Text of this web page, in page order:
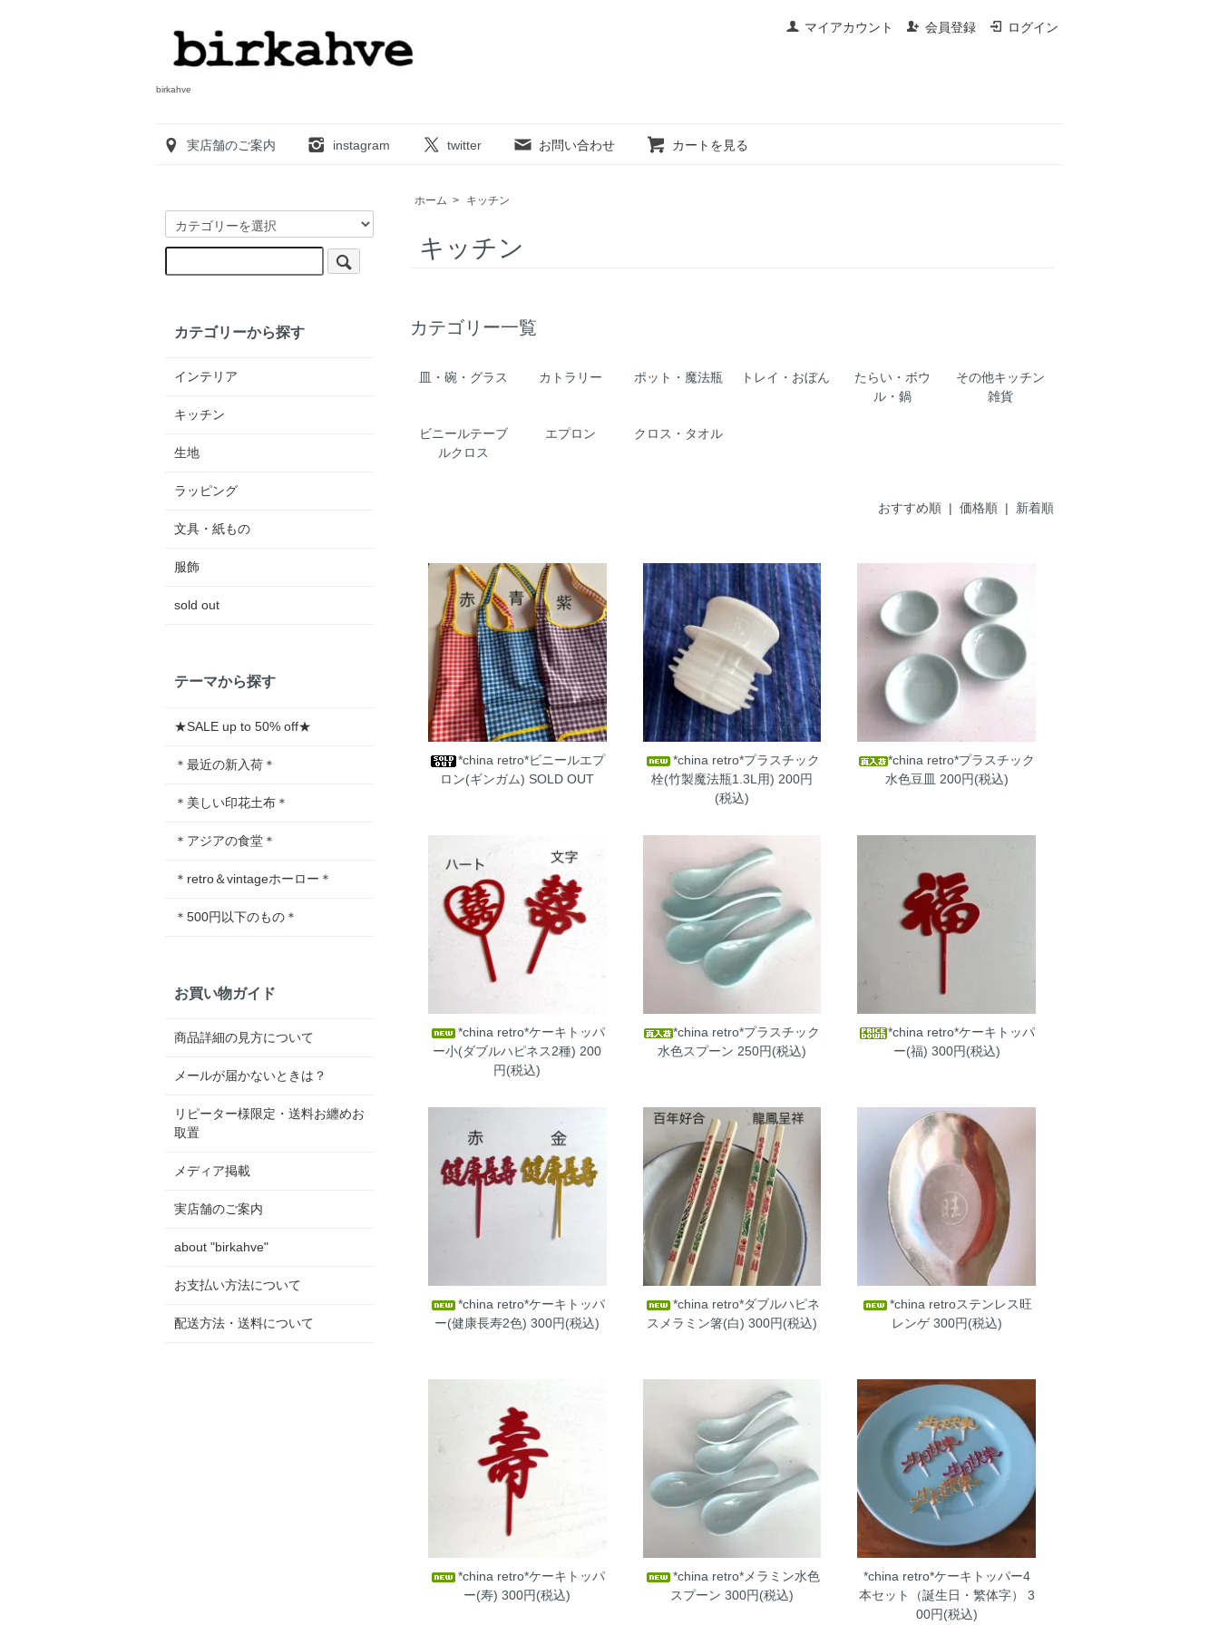
マイアカウント 会員登録 ログイン
birkahve
実店舗のご案内 instagram twitter お問い合わせ カートを見る
ホーム > キッチン
キッチン
カテゴリー一覧
皿・碗・グラス カトラリー ポット・魔法瓶 トレイ・おぼん
たらい・ボウ
ル・鍋
その他キッチン
雑貨
ビニールテーブ
ルクロス
エプロン クロス・タオル
おすすめ順 | 価格順 | 新着順
*china retro*ビニールエプ
ロン(ギンガム) SOLD OUT
*china retro*プラスチック
栓(竹製魔法瓶1.3L用) 200円
(税込)
*china retro*プラスチック
水色豆皿 200円(税込)
*china retro*ケーキトッパ
ー小(ダブルハピネス2種) 200
円(税込)
*china retro*プラスチック
水色スプーン 250円(税込)
*china retro*ケーキトッパ
ー(福) 300円(税込)
*china retro*ケーキトッパ
ー(健康長寿2色) 300円(税込)
*china retro*ダブルハピネ
スメラミン箸(白) 300円(税込)
*china retroステンレス旺
レンゲ300円(税込)
*china retro*ケーキトッパ
ー(寿) 300円(税込)
*china retro*メラミン水色
スプーン 300円(税込)
*china retro*ケーキトッパー4
本セット（誕生日・繁体字）
3
00円(税込)
カテゴリーから探す
インテリア
キッチン
生地
ラッピング
文具・紙もの
服飾
sold out
テーマから探す
★SALE up to 50% off★
＊最近の新入荷＊
＊美しい印花土布＊
＊アジアの食堂＊
＊retro＆vintageホーロー＊
＊500円以下のもの＊
お買い物ガイド
商品詳細の見方について
メールが届かないときは？
リピーター様限定・送料お纏めお
取置
メディア掲載
実店舗のご案内
about "birkahve"
お支払い方法について
配送方法・送料について